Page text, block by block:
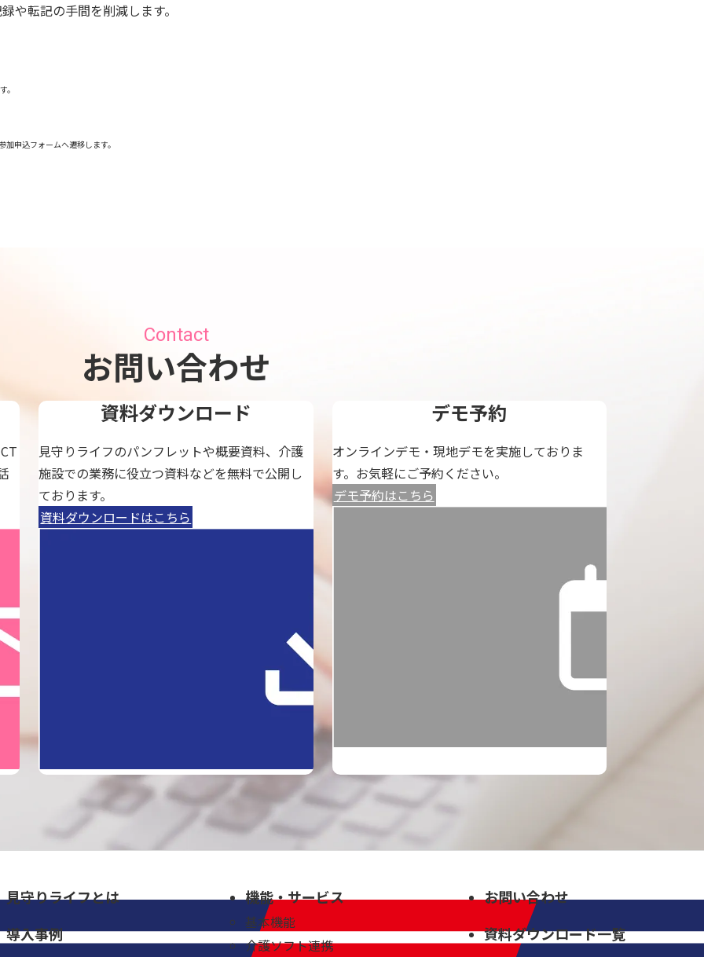
や転記の手間を削減します。
。
申込フォームへ遷移します。
Contact
お問い合わせ
資料ダウンロード
見守りライフのパンフレットや概要資料、介護
施設での業務に役立つ資料などを無料で公開し
ております。
資料ダウンロードはこちら
デモ予約
オンラインデモ・現地デモを実施しておりま
す。お気軽にご予約ください。
デモ予約はこちら
見守りライフとは
導入事例
機能・サービス
基本機能
介護ソフト連携
お問い合わせ
資料ダウンロード一覧